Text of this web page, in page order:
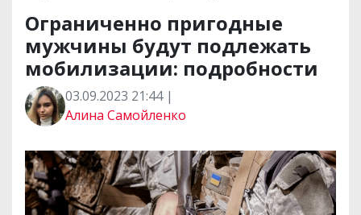
Ограниченно пригодные
мужчины будут подлежать
мобилизации: подробности
03.09.2023 21:44 |
Алина Самойленко